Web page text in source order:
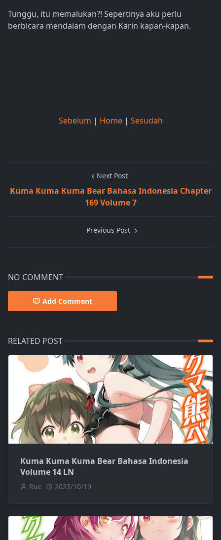
Tunggu, itu memalukan?! Sepertinya aku perlu
berbicara mendalam dengan Karin kapan-kapan.
Sebelum | Home | Sesudah
Next Post
Kuma Kuma Kuma Bear Bahasa Indonesia Chapter
169 Volume 7
Previous Post
NO COMMENT
Add Comment
RELATED POST
Kuma Kuma Kuma Bear Bahasa Indonesia
Volume 14 LN
Rue 2023/10/19